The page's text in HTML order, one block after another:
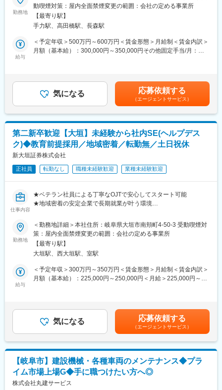
■働く環境：
充実した研修制度とメンター制度を整備し、異業界出身者も安心
してスタート可能。報告書入力システム改善など、働きやすさ向
■企業魅力：
国内シェア60％超を誇る業界リーディングカンパニー。金融機関
当社自動車事業部にて、自動車販売営業を中心に、店舗運営補佐
およびチームマネジメント補佐を担当していただきます。既存社
員の引退に伴う体制強化と、今後の事業成長を見据えた増員採用
となり、将来の幹部候補として販売実績の向上および組織運営の
中核を担っていただきます。
に関わる課題抽出や改善提案、営業活動の効率化施策の推進、チ
ーム内の業務進捗管理やマネジメント補佐など多岐にわたりま
す。日々の朝礼で店舗状況や課題を店長・メンバーと共有し、営
の参画も期待されています。
■扱うサービス
自動車販売全般に加え、プレミアムコーティング事業など新規の
価値提供にも関わります。
■組織構成
30名規模の組織で店長、サービス、車販、総務が各店舗に在籍
し、統括部長のもとで協働しています。幅広い世代が活躍する職
場です。
■業務の魅力
毎期黒字経営、決算賞与による成果還元など安定した経営基盤が
あり、頑張りがしっかり評価される仕組みが整っています。
入社後はOJTを中心に統括部長や店長の補佐をしながら業務を学
べます。経験に応じて段階的に業務範囲を広げていける環境で
実質労働時間7.66時間、残業手当・資格補助あり、働きやすい環
境です。
■想定されるキャリアパス
まずは車販営業からスタートし、将来的には店長やマネージャー
など幹部として活躍いただけます。
■企業の特徴/魅力
グループ全体で安定成長を続けており、社員のアイデアを積極的
勤務地
動喫煙対策：屋内全面禁煙変更の範囲：会社の定める事業所
【最寄り駅】
手力駅、高田橋駅、長森駅
給与
＜予定年収＞500万円～600万円＜賃金形態＞月給制＜賃金内訳＞
月額（基本給）：300,000円～350,000円その他固定手当/月：
により、当初から幹部（店長など）となった場合、年収はそれ以
上も検討します。具体的には相談ください。賃金はあくまでも目
安の金額であり、選考を通じて上下する可能性があります。月給
(月額)は固定手当を含めた表記です。
気になる 応募依頼する
（エージェントサービス）
第二新卒歓迎【大垣】未経験から社内SE(ヘルプデス
ク)◆教育前提採用／地域密着／転勤無／土日祝休
新大垣証券株式会社
正社員 転勤なし 職種未経験歓迎 業種未経験歓迎
仕事内容
★ベテラン社員による丁寧なOJTで安心してスタート可能
★地域密着の安定企業で長期就業が叶う環境
■募集背景
これまで社内SEはベテラン社員2名体制で対応してきましたが、
将来を見据えた組織の若返りと体制強化のため、新たに人材を募
集します。
長期的な育成を前提としているため、IT業界未経験の方でも安心
してご応募いただけます。
トするポジションです。
高度な開発業務ではなく、まずはヘルプデスク対応や簡単なシス
テム運用からスタートし、段階的に業務の幅を広げていきます。
・社内からの問い合わせ対応（PCの不具合、システム操作に関す
る質問など）
・トラブル発生時の一次対応および原因の切り分け
・外部ベンダーとの窓口業務（修理やシステム改善の調整）
勤務地
＜勤務地詳細＞本社住所：岐阜県大垣市南頬町4-50-3 受動喫煙対
策：屋内全面禁煙変更の範囲：会社の定める事業所
【最寄り駅】
大垣駅、西大垣駅、室駅
給与
＜予定年収＞300万円～350万円＜賃金形態＞月給制＜賃金内訳＞
月額（基本給）：225,000円～250,000円＜月給＞225,000円～
あります。月給(月額)は固定手当を含めた表記です。
気になる 応募依頼する
（エージェントサービス）
【岐阜市】建設機械・各種車両のメンテナンス◆プラ
イム市場上場G◆手に職つけたい方へ◎
株式会社丸建サービス